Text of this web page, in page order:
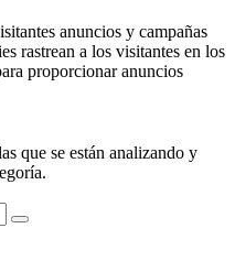
anuncios y campañas
rastrean a los visitantes en los
proporcionar anuncios
que se están analizando y